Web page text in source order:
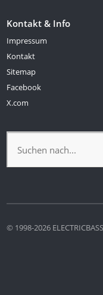
Kontakt & Info
Impressum
Kontakt
Sitemap
Facebook
X.com
© 1998-2026 ELECTRICBASS